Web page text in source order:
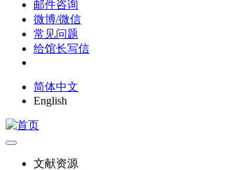
邮件咨询
微博/微信
常见问题
给馆长写信
简体中文
English
文献资源